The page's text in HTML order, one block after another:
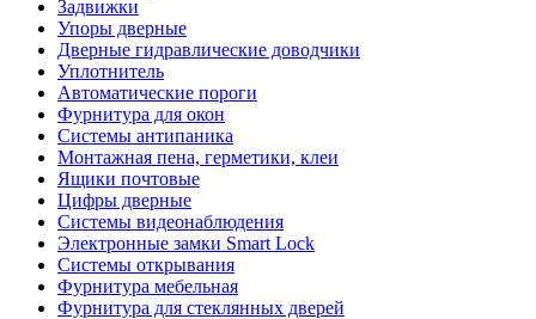
Задвижки
Упоры дверные
Дверные гидравлические доводчики
Уплотнитель
Автоматические пороги
Фурнитура для окон
Системы антипаника
Монтажная пена, герметики, клеи
Ящики почтовые
Цифры дверные
Системы видеонаблюдения
Электронные замки Smart Lock
Системы открывания
Фурнитура мебельная
Фурнитура для стеклянных дверей